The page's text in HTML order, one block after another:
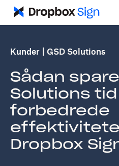
Kunder GSD Solutions
Sådan
Solutions tid
forbedrede
Dropbox